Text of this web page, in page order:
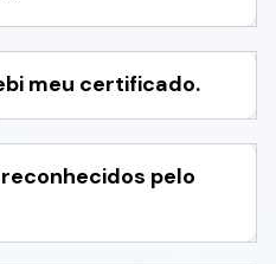
meu certificado.
pelo